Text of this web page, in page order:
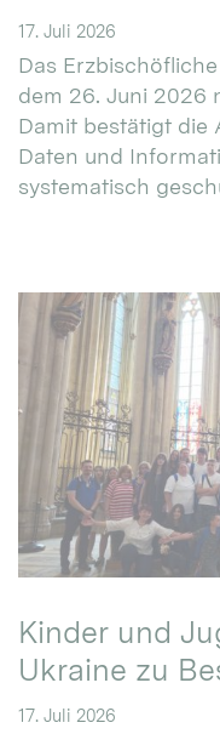
17. Juli 2026
Das
dem 26. Juni 2026
Damit bestätigt die
Daten und
systematisch
Kinder und
Ukraine zu
17. Juli 2026